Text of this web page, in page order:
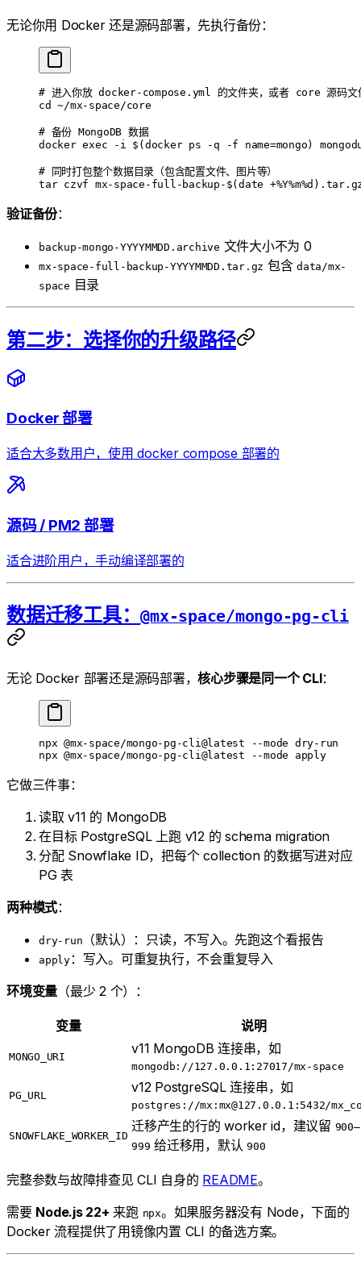
无论你用 Docker 还是源码部署，先执行备份：
# 进入你放 docker-compose.yml 的文件夹，或者 core 源码文
cd ~/mx-space/core
# 备份 MongoDB 数据
docker exec -i $( docker ps -q -f name=mongo)
# 同时打包整个数据目录（包含配置文件、图片等）
tar czvf mx-space-full-backup- $( date +%Y%m%d )
验证备份：
backup-mongo-YYYYMMDD.archive 文件大小不为 0
mx-space-full-backup-YYYYMMDD.tar.gz 包含 data/mx-
space 目录
第二步：选择你的升级路径
Docker 部署
适合大多数用户，使用 docker compose 部署的
源码 / PM2 部署
适合进阶用户，手动编译部署的
数据迁移工具：@mx-space/mongo-pg-cli
无论 Docker 部署还是源码部署，核心步骤是同一个 CLI：
npx @mx-space/mongo-pg-cli@latest --mode dry-run
npx @mx-space/mongo-pg-cli@latest --mode apply
它做三件事：
读取 v11 的 MongoDB
在目标 PostgreSQL 上跑 v12 的 schema migration
分配 Snowflake ID，把每个 collection 的数据写进对应
PG 表
两种模式：
dry-run （默认）：只读，不写入。先跑这个看报告
apply：写入。可重复执行，不会重复导入
环境变量 （最少 2 个）：
变量 说明
MONGO_URI
v11 MongoDB 连接串，如
mongodb://127.0.0.1:27017/mx-space
PG_URL
v12 PostgreSQL 连接串，如
postgres://mx:mx@127.0.0.1:5432/
SNOWFLAKE_WORKER_ID
迁移产生的行的 worker id，建议留 900–
999 给迁移用，默认 900
完整参数与故障排查见 CLI 自身的 README。
需要 Node.js 22+ 来跑 npx。如果服务器没有 Node，下面的
Docker 流程提供了用镜像内置 CLI 的备选方案。